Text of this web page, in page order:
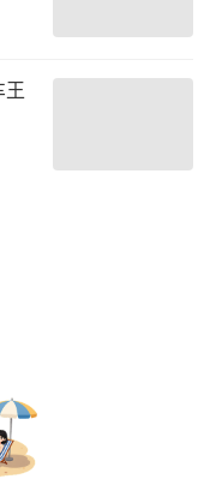
王